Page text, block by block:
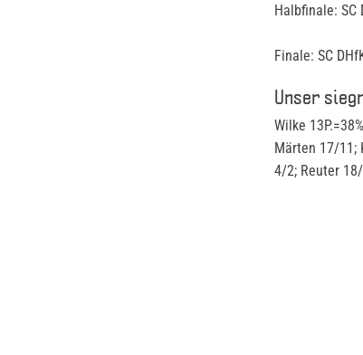
Halbfinale: SC
Finale: SC
Unser
Wilke
Märten 17/11;
4/2; Reuter